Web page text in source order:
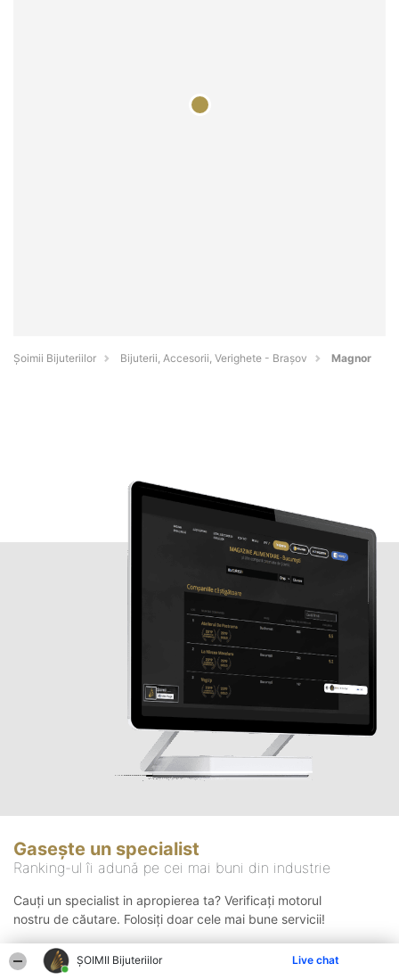
ŞOIMII Bijuteriilor Live chat
Şoimii Bijuteriilor Bijuterii, Accesorii, Verighete - Braşov Magnor
Gasește un specialist
Ranking-ul îi adună pe cei mai buni din industrie
Cauți un specialist in apropierea ta? Verificați motorul
nostru de căutare. Folosiți doar cele mai bune servicii!